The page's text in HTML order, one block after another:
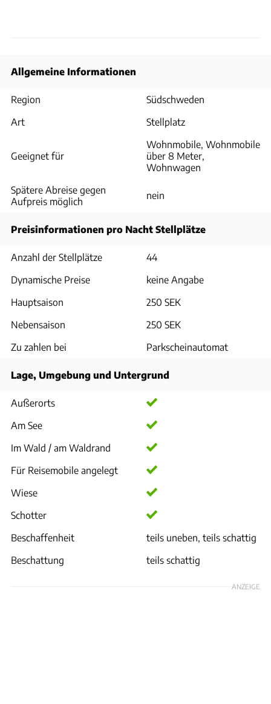
Allgemeine Informationen
Region
Südschweden
Art
Stellplatz
Geeignet für
Wohnmobile, Wohnmobile
über 8 Meter,
Wohnwagen
Spätere Abreise gegen
Aufpreis möglich
nein
Preisinformationen pro Nacht Stellplätze
Anzahl der Stellplätze
44
Dynamische Preise
keine Angabe
Hauptsaison
250 SEK
Nebensaison
250 SEK
Zu zahlen bei
Parkscheinautomat
Lage, Umgebung und Untergrund
Außerorts
Am See
Im Wald / am Waldrand
Für Reisemobile angelegt
Wiese
Schotter
Beschaffenheit
teils uneben, teils schattig
Beschattung
teils schattig
ANZEIGE